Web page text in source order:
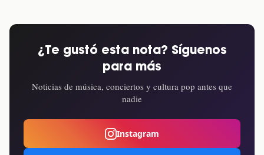
¿Te gustó esta nota? Síguenos
para más
Noticias de música, conciertos y cultura pop antes que
nadie
Instagram